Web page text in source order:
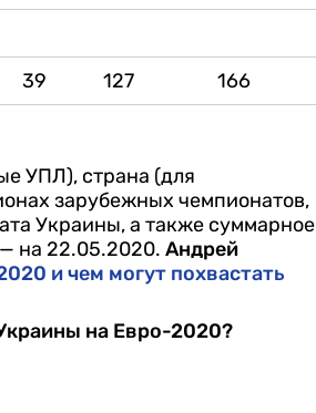
39 127 166
УПЛ), страна (для
зарубежных чемпионатов,
Украины, а также суммарное
на 22.05.2020. Андрей
и чем могут похвастать
на Евро-2020?